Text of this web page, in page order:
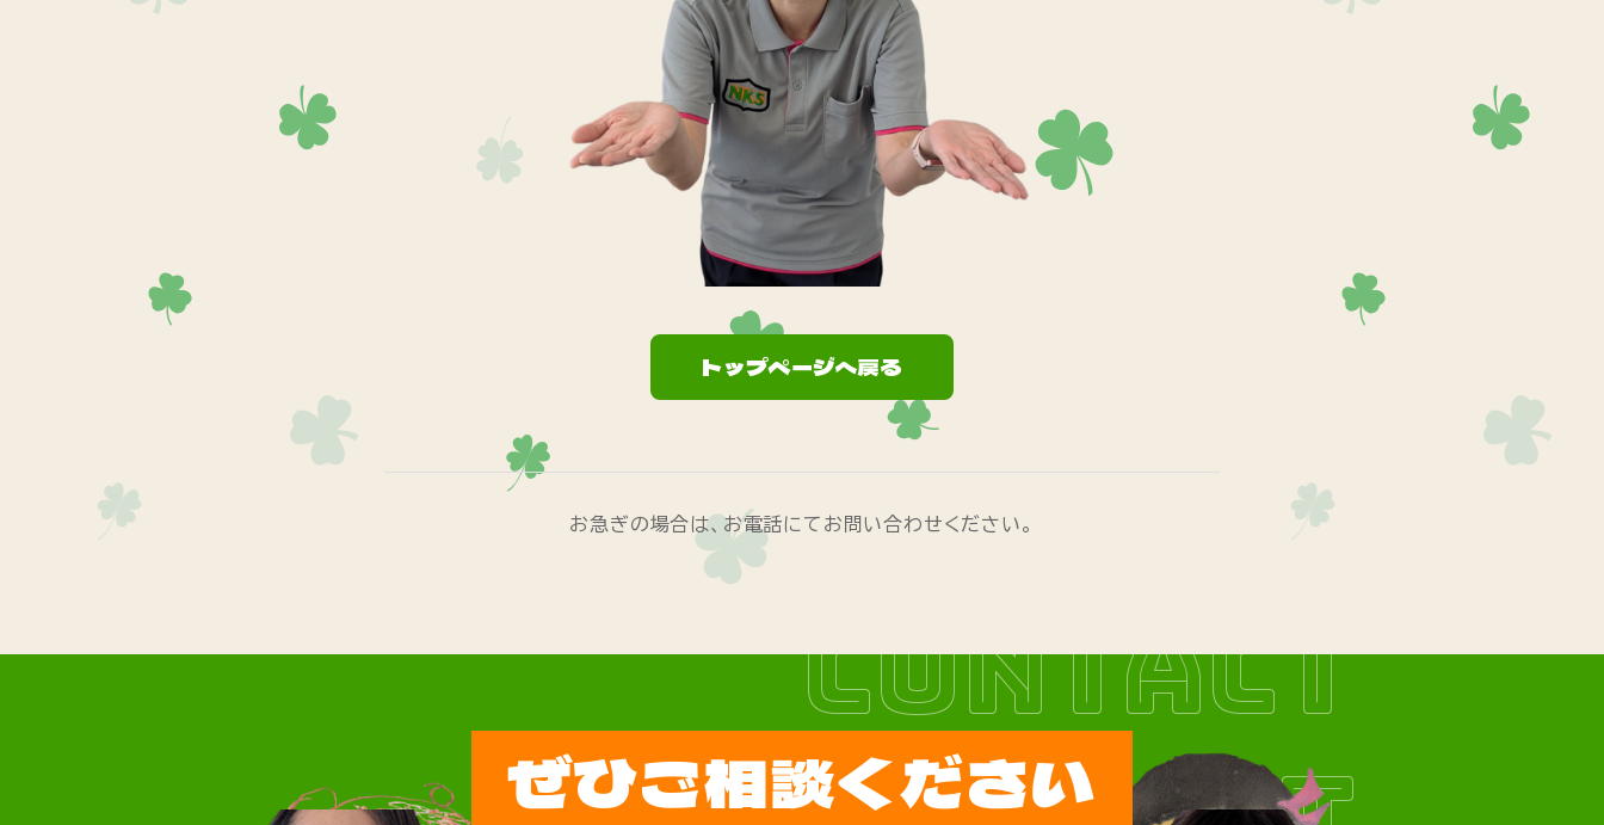
トップページへ戻る
お急ぎの場合は、お電話にてお問い合わせください。
CONTACT
ぜひご相談ください